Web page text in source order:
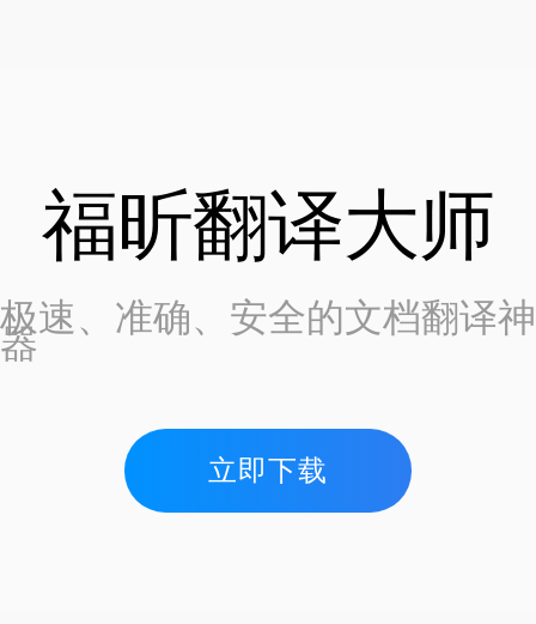
福昕翻译大师
极速、准确、安全的文档翻译神
器
立即下载